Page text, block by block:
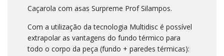
Caçarola com asas Surpreme Prof Silampos.
Com a utilização da tecnologia Multidisc é possível
extrapolar as vantagens do fundo térmico para
todo o corpo da peça (fundo + paredes térmicas):